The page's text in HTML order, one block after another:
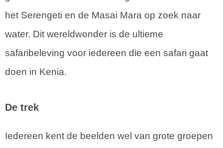
het Serengeti en de Masai Mara op zoek naar
water. Dit wereldwonder is de ultieme
safaribeleving voor iedereen die een safari gaat
doen in Kenia.
De trek
Iedereen kent de beelden wel van grote groepen